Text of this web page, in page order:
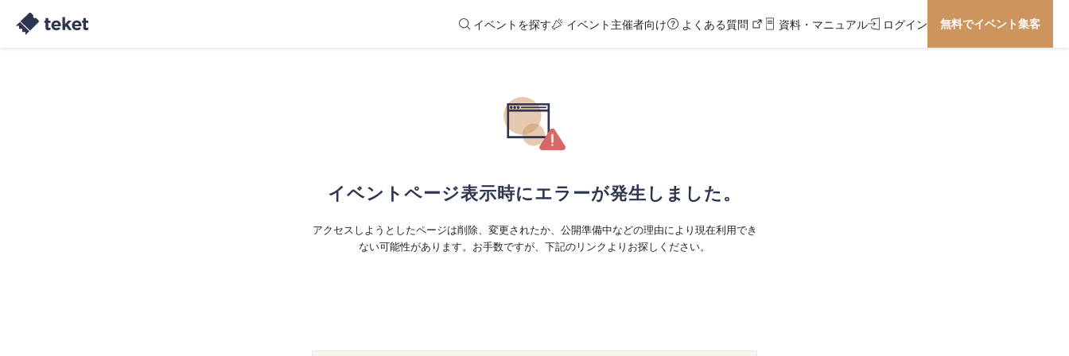
イベントを探す イベント主催者向け よくある質問 資料・マニュアル ログイン 無料でイベント集客
イベントページ表示時にエラーが発生しました。
アクセスしようとしたページは削除、変更されたか、公開準備中などの理由により現在利用でき
ない可能性があります。お手数ですが、下記のリンクよりお探しください。